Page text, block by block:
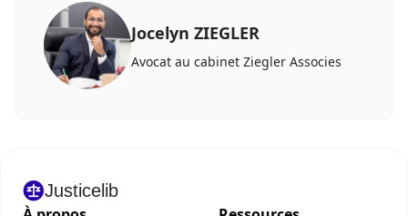
Jocelyn ZIEGLER
Avocat au cabinet Ziegler Associes
Justicelib